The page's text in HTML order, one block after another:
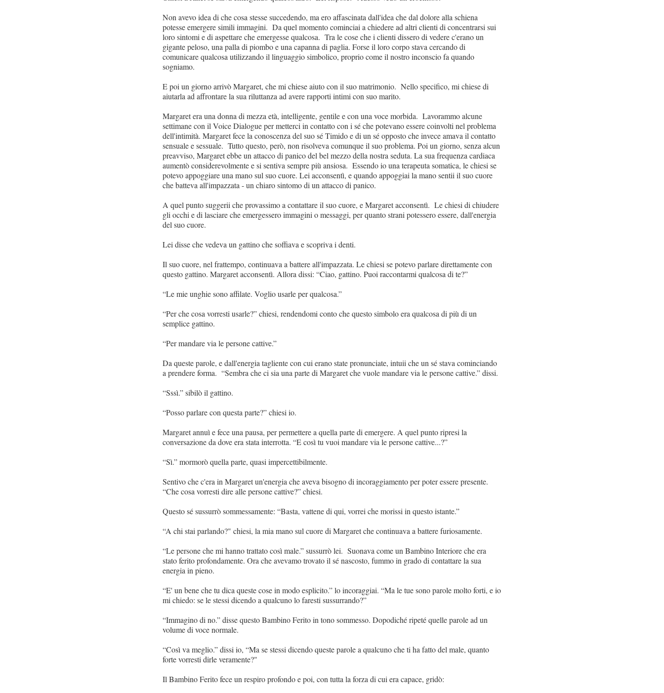
Non avevo idea di che cosa stesse succedendo, ma ero affascinata dall'idea che dal dolore alla schiena
potesse emergere simili immagini. Da quel momento cominciai a chiedere ad altri clienti di concentrarsi sui
loro sintomi e di aspettare che emergesse qualcosa. Tra le cose che i clienti dissero di vedere c'erano un
gigante peloso, una palla di piombo e una capanna di paglia. Forse il loro corpo stava cercando di
comunicare qualcosa utilizzando il linguaggio simbolico, proprio come il nostro inconscio fa quando
sogniamo.
E poi un giorno arrivò Margaret, che mi chiese aiuto con il suo matrimonio. Nello specifico, mi chiese di
aiutarla ad affrontare la sua riluttanza ad avere rapporti intimi con suo marito.
Margaret era una donna di mezza età, intelligente, gentile e con una voce morbida. Lavorammo alcune
settimane con il Voice Dialogue per metterci in contatto con i sé che potevano essere coinvolti nel problema
dell'intimità. Margaret fece la conoscenza del suo sé Timido e di un sé opposto che invece amava il contatto
sensuale e sessuale. Tutto questo, però, non risolveva comunque il suo problema. Poi un giorno, senza alcun
preavviso, Margaret ebbe un attacco di panico del bel mezzo della nostra seduta. La sua frequenza cardiaca
aumentò considerevolmente e si sentiva sempre più ansiosa. Essendo io una terapeuta somatica, le chiesi se
potevo appoggiare una mano sul suo cuore. Lei acconsentì, e quando appoggiai la mano sentii il suo cuore
che batteva all'impazzata - un chiaro sintomo di un attacco di panico.
A quel punto suggerii che provassimo a contattare il suo cuore, e Margaret acconsentì. Le chiesi di chiudere
gli occhi e di lasciare che emergessero immagini o messaggi, per quanto strani potessero essere, dall'energia
del suo cuore.
Lei disse che vedeva un gattino che soffiava e scopriva i denti.
Il suo cuore, nel frattempo, continuava a battere all'impazzata. Le chiesi se potevo parlare direttamente con
questo gattino. Margaret acconsentì. Allora dissi: “Ciao, gattino. Puoi raccontarmi qualcosa di te?”
“Le mie unghie sono affilate. Voglio usarle per qualcosa.”
“Per che cosa vorresti usarle?” chiesi, rendendomi conto che questo simbolo era qualcosa di più di un
semplice gattino.
“Per mandare via le persone cattive.”
Da queste parole, e dall'energia tagliente con cui erano state pronunciate, intuii che un sé stava cominciando
a prendere forma. “Sembra che ci sia una parte di Margaret che vuole mandare via le persone cattive.” dissi.
“Sssì.” sibilò il gattino.
“Posso parlare con questa parte?” chiesi io.
Margaret annuì e fece una pausa, per permettere a quella parte di emergere. A quel punto ripresi la
conversazione da dove era stata interrotta. “E così tu vuoi mandare via le persone cattive...?”
“Sì.” mormorò quella parte, quasi impercettibilmente.
Sentivo che c'era in Margaret un'energia che aveva bisogno di incoraggiamento per poter essere presente.
“Che cosa vorresti dire alle persone cattive?” chiesi.
Questo sé sussurrò sommessamente: “Basta, vattene di qui, vorrei che morissi in questo istante.”
“A chi stai parlando?" chiesi, la mia mano sul cuore di Margaret che continuava a battere furiosamente.
“Le persone che mi hanno trattato così male.” sussurrò lei. Suonava come un Bambino Interiore che era
stato ferito profondamente. Ora che avevamo trovato il sé nascosto, fummo in grado di contattare la sua
energia in pieno.
“E' un bene che tu dica queste cose in modo esplicito.” lo incoraggiai. “Ma le tue sono parole molto forti, e io
mi chiedo: se le stessi dicendo a qualcuno lo faresti sussurrando?”
“Immagino di no.” disse questo Bambino Ferito in tono sommesso. Dopodiché ripeté quelle parole ad un
volume di voce normale.
“Così va meglio.” dissi io, “Ma se stessi dicendo queste parole a qualcuno che ti ha fatto del male, quanto
forte vorresti dirle veramente?"
Il Bambino Ferito fece un respiro profondo e poi, con tutta la forza di cui era capace, gridò: